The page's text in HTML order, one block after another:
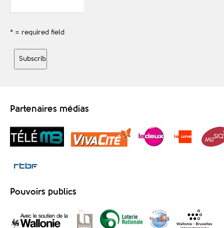
* = required field
Partenaires médias
Pouvoirs publics